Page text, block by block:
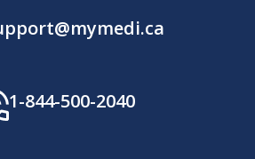
1-844-500-2040